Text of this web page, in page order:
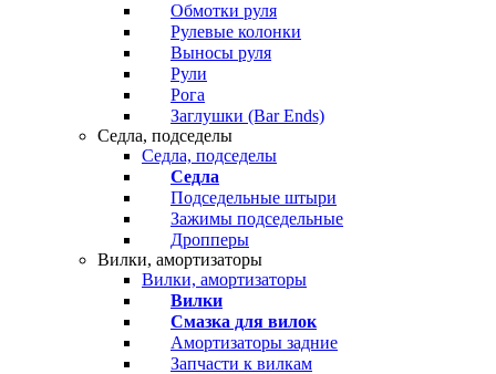
Обмотки руля
Рулевые колонки
Выносы руля
Рули
Рога
Заглушки (Bar Ends)
Седла, подседелы
Седла, подседелы
Седла
Подседельные штыри
Зажимы подседельные
Дропперы
Вилки, амортизаторы
Вилки, амортизаторы
Вилки
Смазка для вилок
Амортизаторы задние
Запчасти к вилкам